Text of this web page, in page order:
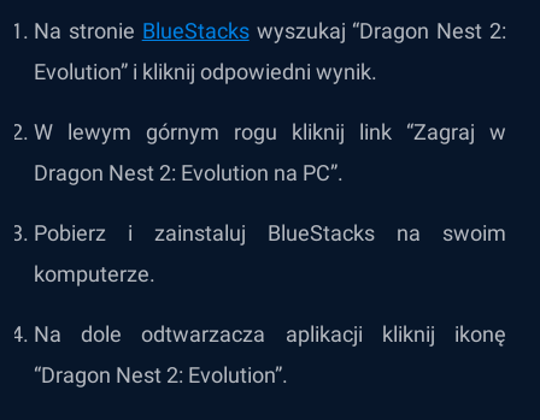
Na stronie BlueStackswyszukaj “Dragon Nest 2:
Evolution” i kliknij odpowiedni wynik.
W lewym górnym rogu kliknij link “Zagraj w
Dragon Nest 2: Evolution na PC”.
Pobierz i zainstaluj BlueStacks na swoim
komputerze.
Na dole odtwarzacza aplikacji kliknij ikonę
“Dragon Nest 2: Evolution”.